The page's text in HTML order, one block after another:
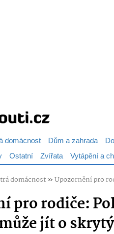
domácnost Dům a zahrada
Ostatní Zvířata Vytápění a
domácnost»Upozornění pro
pro rodiče:
jít o